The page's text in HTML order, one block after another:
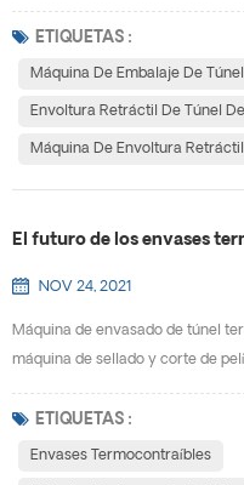
retráctil.W Por qué los envases
rápido, y cuáles son las ventajas
ETIQUETAS :
Máquina De Embalaje De
Envoltura Retráctil De Túnel
Máquina De Envoltura Retráctil
El futuro de los envases
NOV 24, 2021
Máquina de envasado de túnel
máquina de sellado y corte de
máquina termorretráctil para
se encoja y envuelva
ETIQUETAS :
Envases Termocontraíbles